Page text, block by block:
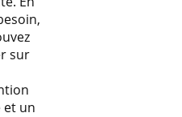
sur
et un